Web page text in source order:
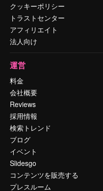
クッキーポリシー
トラストセンター
アフィリエイト
法人向け
運営
料金
会社概要
Reviews
採用情報
検索トレンド
ブログ
イベント
Slidesgo
コンテンツを販売する
プレスルーム